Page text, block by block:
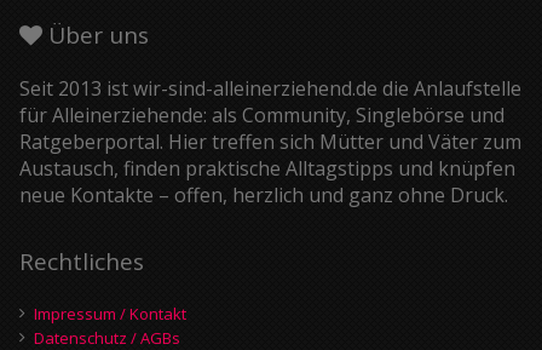
Über uns
Seit 2013 ist wir-sind-alleinerziehend.de die Anlaufstelle
für Alleinerziehende: als Community, Singlebörse und
Ratgeberportal. Hier treffen sich Mütter und Väter zum
Austausch, finden praktische Alltagstipps und knüpfen
neue Kontakte – offen, herzlich und ganz ohne Druck.
Rechtliches
Impressum / Kontakt
Datenschutz / AGBs